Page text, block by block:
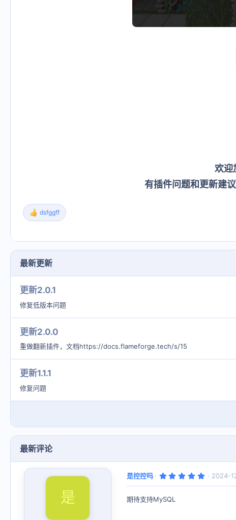
欢迎
有插件问题和更新建
反
馈
dsfggff
最新更新
更新2.0.1
修复低版本问题
更新2.0.0
重做翻新插件，文档https://docs.flameforge.tech/s/15
更新1.1.1
修复问题
最新评论
是
是控控吗
5
0
2024-
期待支持MySQL